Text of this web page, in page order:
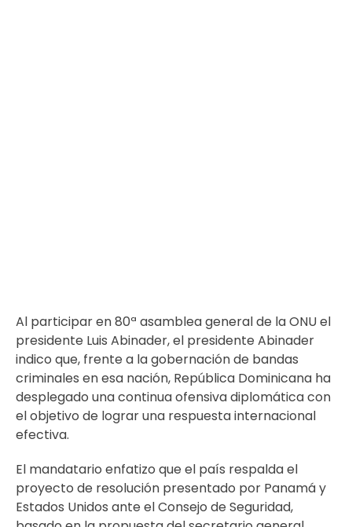
Al participar en 80ª asamblea general de la ONU el
presidente Luis Abinader, el presidente Abinader
indico que, frente a la gobernación de bandas
criminales en esa nación, República Dominicana ha
desplegado una continua ofensiva diplomática con
el objetivo de lograr una respuesta internacional
efectiva.
El mandatario enfatizo que el país respalda el
proyecto de resolución presentado por Panamá y
Estados Unidos ante el Consejo de Seguridad,